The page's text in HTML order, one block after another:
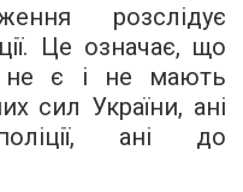
розслідує
Це означає, що
є і не мають
сил України, ані
ані до